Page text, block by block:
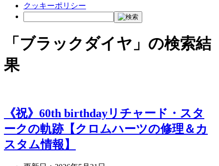
クッキーポリシー
「 ブラックダイヤ 」の検索結
果
《祝》60th birthdayリチャード・スタ
ークの軌跡【クロムハーツの修理＆カ
スタム情報】